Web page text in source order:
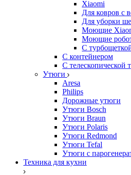
Xiaomi
Для ковров с
Для уборки
Моющие
Моющие
С
С контейнером
С телескопической
Утюги
Aresa
Philips
Дорожные утюги
Утюги Bosch
Утюги Braun
Утюги Polaris
Утюги Redmond
Утюги Tefal
Утюги с
Техника для кухни